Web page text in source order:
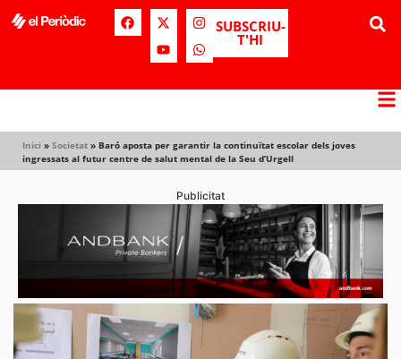
SUBSCRIU-
T'HI
Inici » Societat » Baró aposta per garantir la continuïtat escolar dels joves
ingressats al futur centre de salut mental de la Seu d’Urgell
Publicitat